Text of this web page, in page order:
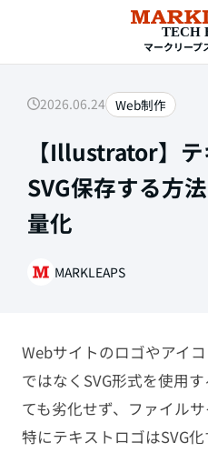
TECH
マークリープ
SEARCH
HTML・CSS
PHP
2026.06.24 Web制作
【Illustrator】
SVG保存する方
量化
MARKLEAPS
Webサイトのロゴやアイ
ではなくSVG形式を使用
ても劣化せず、ファイルサ
特にテキストロゴはSVG